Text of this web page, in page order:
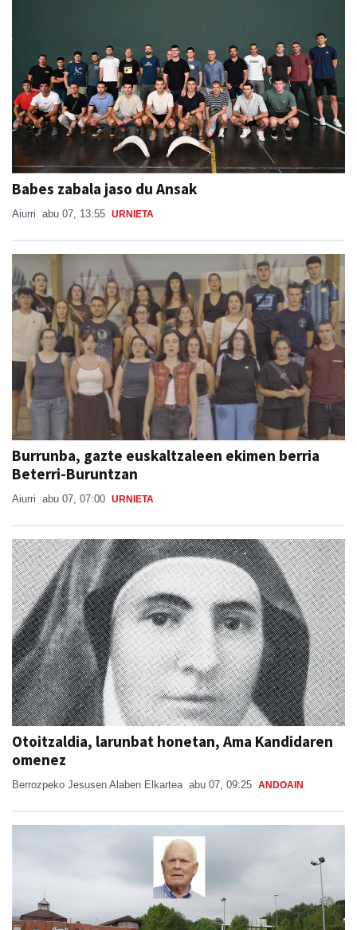
Babes zabala jaso du Ansak
Aiurri abu 07, 13:55 URNIETA
Burrunba, gazte euskaltzaleen ekimen berria
Beterri-Buruntzan
Aiurri abu 07, 07:00 URNIETA
Otoitzaldia, larunbat honetan, Ama Kandidaren
omenez
Berrozpeko Jesusen Alaben Elkartea abu 07, 09:25 ANDOAIN